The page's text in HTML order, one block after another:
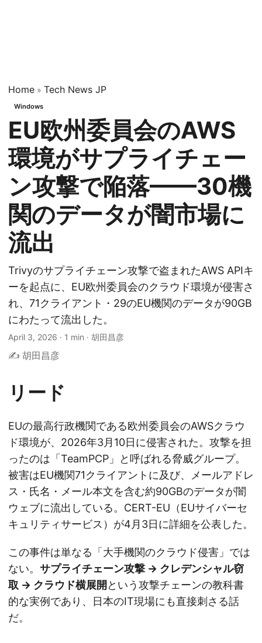
Home » Tech News JP
Windows
EU欧州委員会のAWS
環境がサプライチェー
ン攻撃で陥落——30機
関のデータが闇市場に
流出
Trivyのサプライチェーン攻撃で盗まれたAWS APIキ
ーを起点に、EU欧州委員会のクラウド環境が侵害さ
れ、71クライアント・29のEU機関のデータが90GB
にわたって流出した。
April 3, 2026 · 1 min · 胡田昌彦
✍️ 胡田昌彦
リード
EUの最高行政機関である欧州委員会のAWSクラウ
ド環境が、2026年3月10日に侵害された。攻撃を担
ったのは「TeamPCP」と呼ばれる脅威グループ。
被害はEU機関71クライアントに及び、メールアドレ
ス・氏名・メール本文を含む約90GBのデータが闇
ウェブに流出している。CERT-EU（EUサイバーセ
キュリティサービス）が4月3日に詳細を公表した。
この事件は単なる「大手機関のクラウド侵害」では
ない。 サプライチェーン攻撃 → クレデンシャル窃
取 → クラウド横展開 という攻撃チェーンの教科書
的な実例であり、日本のIT現場にも直接刺さる話
だ。